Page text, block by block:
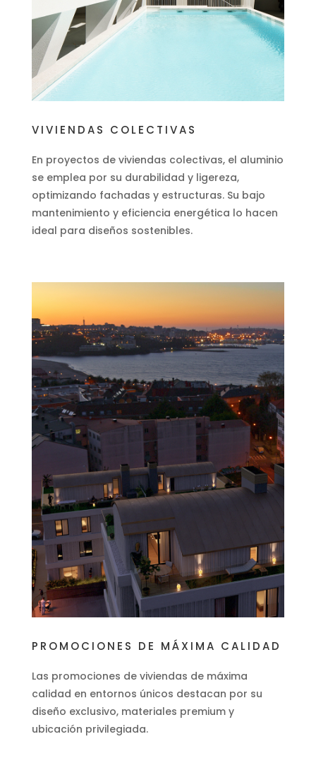
VIVIENDAS COLECTIVAS
En proyectos de viviendas colectivas, el aluminio
se emplea por su durabilidad y ligereza,
optimizando fachadas y estructuras. Su bajo
mantenimiento y eficiencia energética lo hacen
ideal para diseños sostenibles.
PROMOCIONES DE MÁXIMA CALIDAD
Las promociones de viviendas de máxima
calidad en entornos únicos destacan por su
diseño exclusivo, materiales premium y
ubicación privilegiada.